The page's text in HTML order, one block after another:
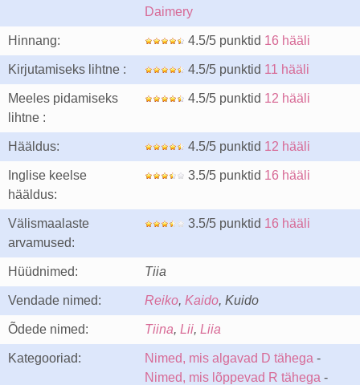
Daimery
Hinnang: 4.5/5 punktid 16 hääli
Kirjutamiseks lihtne : 4.5/5 punktid 11 hääli
Meeles pidamiseks
lihtne :
4.5/5 punktid 12 hääli
Hääldus: 4.5/5 punktid 12 hääli
Inglise keelse
hääldus:
3.5/5 punktid 16 hääli
Välismaalaste
arvamused:
3.5/5 punktid 16 hääli
Hüüdnimed: Tiia
Vendade nimed: Reiko, Kaido, Kuido
Õdede nimed: Tiina, Lii, Liia
Kategooriad: Nimed, mis algavad D tähega -
Nimed, mis lõppevad R tähega -